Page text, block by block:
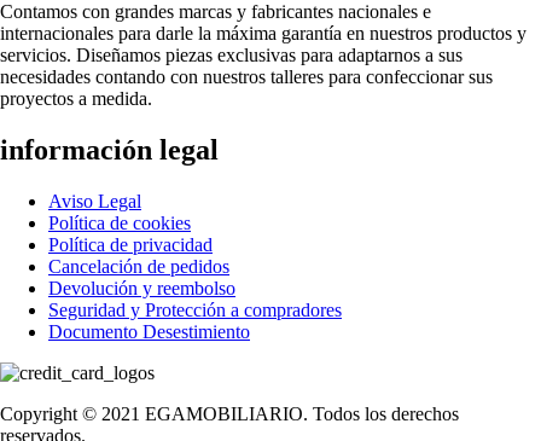
Contamos con grandes marcas y fabricantes nacionales e
internacionales para darle la máxima garantía en nuestros productos y
servicios. Diseñamos piezas exclusivas para adaptarnos a sus
necesidades contando con nuestros talleres para confeccionar sus
proyectos a medida.
información legal
Aviso Legal
Política de cookies
Política de privacidad
Cancelación de pedidos
Devolución y reembolso
Seguridad y Protección a compradores
Documento Desestimiento
Copyright © 2021 EGAMOBILIARIO. Todos los derechos
reservados.